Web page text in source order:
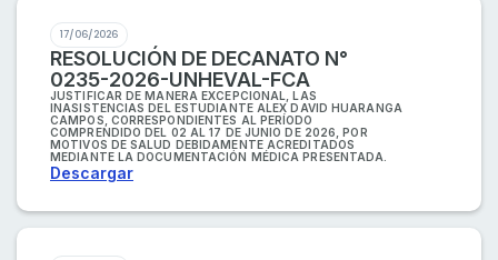
17/06/2026
RESOLUCIÓN DE DECANATO N°
0235-2026-UNHEVAL-FCA
JUSTIFICAR DE MANERA EXCEPCIONAL, LAS
INASISTENCIAS DEL ESTUDIANTE ALEX DAVID HUARANGA
CAMPOS, CORRESPONDIENTES AL PERÍODO
COMPRENDIDO DEL 02 AL 17 DE JUNIO DE 2026, POR
MOTIVOS DE SALUD DEBIDAMENTE ACREDITADOS
MEDIANTE LA DOCUMENTACIÓN MÉDICA PRESENTADA.
Descargar